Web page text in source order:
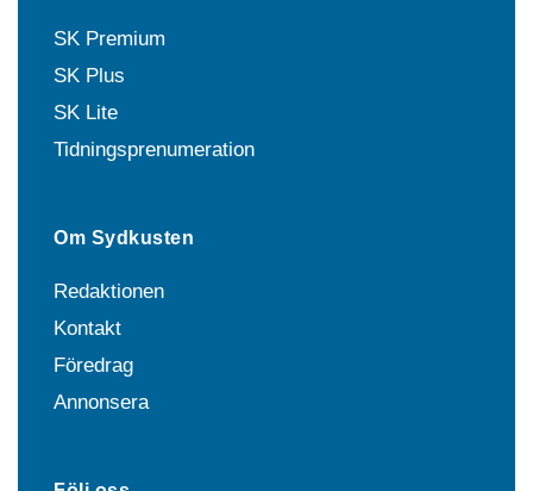
SK Premium
SK Plus
SK Lite
Tidningsprenumeration
Om Sydkusten
Redaktionen
Kontakt
Föredrag
Annonsera